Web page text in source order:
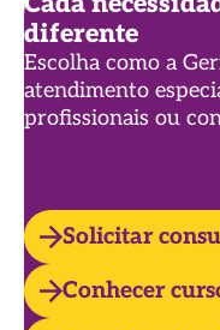
diferente
Escolha como a
atendimento
profissionais ou
Solicitar
Conhecer